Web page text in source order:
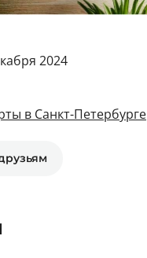
2024
в Санкт-Петербурге